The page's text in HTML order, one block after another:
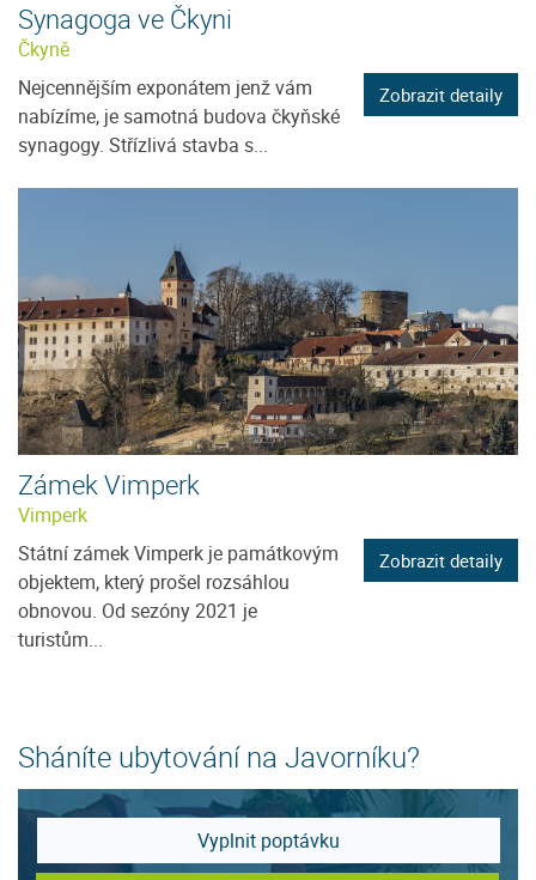
Synagoga ve Čkyni
Čkyně
Nejcennějším exponátem jenž vám
nabízíme, je samotná budova čkyňské
synagogy. Střízlivá stavba s...
Zobrazit detaily
Zámek Vimperk
Vimperk
Státní zámek Vimperk je památkovým
objektem, který prošel rozsáhlou
obnovou. Od sezóny 2021 je
turistům...
Zobrazit detaily
Sháníte ubytování na Javorníku?
Vyplnit poptávku